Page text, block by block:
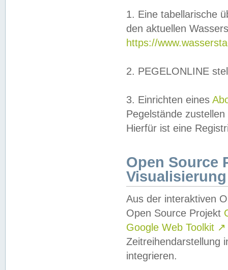
1. Eine tabellarische
den aktuellen
https://
2. PEGELONLINE
3. Einrichten eines
Pegelstände
Hierfür ist eine
Open Source
Visualisierung
Aus der interaktiven
Open Source Projekt
Google Web Toolkit ↗
Zeitreihendarstellung
integrieren.